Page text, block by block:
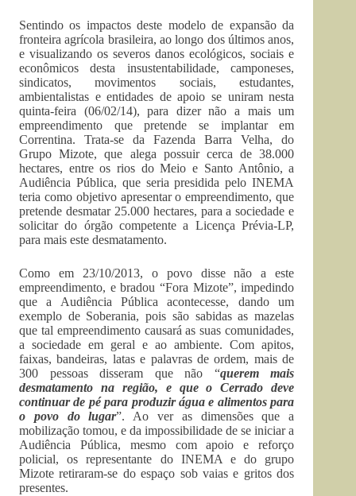
Sentindo os impactos deste modelo de expansão da
fronteira agrícola brasileira, ao longo dos últimos anos,
e visualizando os severos danos ecológicos, sociais e
econômicos desta insustentabilidade, camponeses,
sindicatos, movimentos sociais, estudantes,
ambientalistas e entidades de apoio se uniram nesta
quinta-feira (06/02/14), para dizer não a mais um
empreendimento que pretende se implantar em
Correntina. Trata-se da Fazenda Barra Velha, do
Grupo Mizote, que alega possuir cerca de 38.000
hectares, entre os rios do Meio e Santo Antônio, a
Audiência Pública, que seria presidida pelo INEMA
teria como objetivo apresentar o empreendimento, que
pretende desmatar 25.000 hectares, para a sociedade e
solicitar do órgão competente a Licença Prévia-LP,
para mais este desmatamento.
Como em 23/10/2013, o povo disse não a este
empreendimento, e bradou “Fora Mizote”, impedindo
que a Audiência Pública acontecesse, dando um
exemplo de Soberania, pois são sabidas as mazelas
que tal empreendimento causará as suas comunidades,
a sociedade em geral e ao ambiente. Com apitos,
faixas, bandeiras, latas e palavras de ordem, mais de
300 pessoas disseram que não “querem mais
desmatamento na região, e que o Cerrado deve
continuar de pé para produzir água e alimentos para
o povo do lugar”. Ao ver as dimensões que a
mobilização tomou, e da impossibilidade de se iniciar a
Audiência Pública, mesmo com apoio e reforço
policial, os representante do INEMA e do grupo
Mizote retiraram-se do espaço sob vaias e gritos dos
presentes.